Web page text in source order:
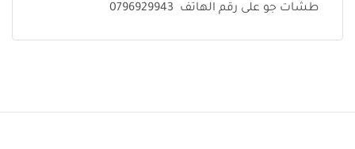
طشات جو على رقم الهاتف 0796929943